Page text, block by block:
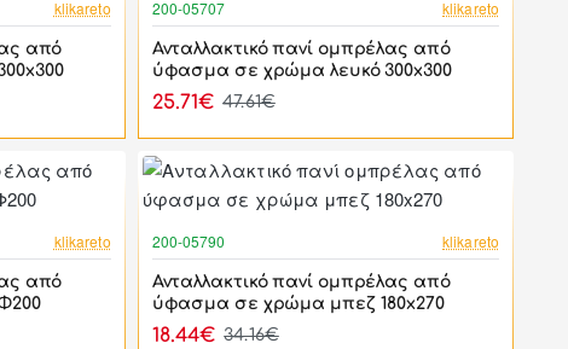
klikareto
από
200-05707 klikareto
Ανταλλακτικό πανί ομπρέλας από
ύφασμα σε χρώμα λευκό 300x300
25.71€ 47.61€
klikareto
από
200-05790 klikareto
Ανταλλακτικό πανί ομπρέλας από
ύφασμα σε χρώμα μπεζ 180x270
18.44€ 34.16€